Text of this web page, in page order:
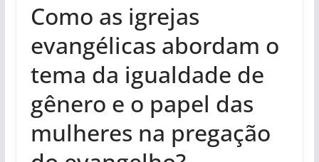
Como as igrejas
evangélicas abordam o
tema da igualdade de
gênero e o papel das
mulheres na pregação